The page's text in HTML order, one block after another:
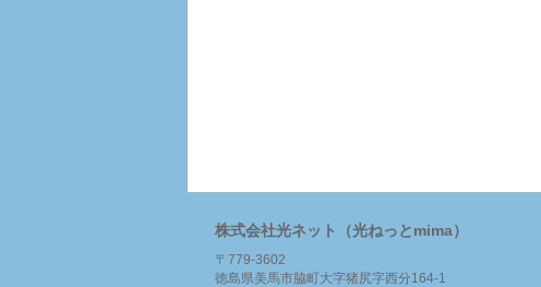
株式会社光ネット（光ねっとmima）
〒779-3602
徳島県美馬市脇町大字猪尻字西分164-1